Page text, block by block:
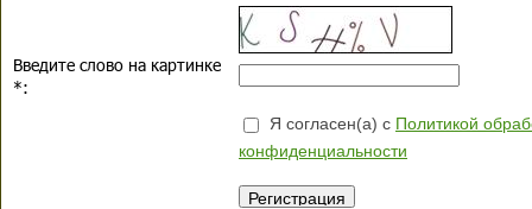
Введите слово на картинке
*:
Я согласен(а) с Политикой
конфиденциальности